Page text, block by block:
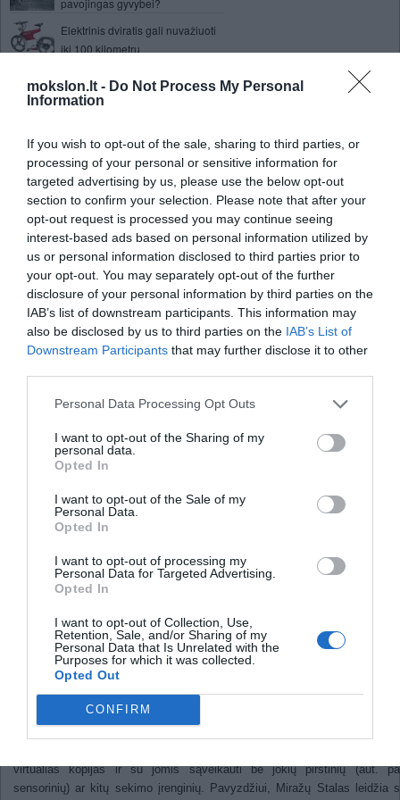
mokslon.lt - Do Not Process My Personal
Information
If you wish to opt-out of the sale, sharing to third parties, or
processing of your personal or sensitive information for
targeted advertising by us, please use the below opt-out
section to confirm your selection. Please note that after your
opt-out request is processed you may continue seeing
interest-based ads based on personal information utilized by
us or personal information disclosed to third parties prior to
your opt-out. You may separately opt-out of the further
disclosure of your personal information by third parties on the
IAB’s list of downstream participants. This information may
also be disclosed by us to third parties on the IAB’s List of
Downstream Participants that may further disclose it to other
Personal Data Processing Opt Outs
I want to opt-out of the Sharing of my
personal data.
Opted In
I want to opt-out of the Sale of my
Personal Data.
Opted In
I want to opt-out of processing my
Personal Data for Targeted Advertising.
Opted In
I want to opt-out of Collection, Use,
Retention, Sale, and/or Sharing of my
Personal Data that Is Unrelated with the
Purposes for which it was collected.
Opted Out
CONFIRM
pavojingas gyvybei?
Elektrinis dviratis gali nuvažiuoti
iki 100 kilometrų
alkoholio poveikį
branduolinė sintezė elektros
gamybai
Nesantuokinis seksas gali
kainuoti gyvybę
Laboratorijoje išauginta pasmegeninė
10 išradimų, labiausiai pakeitusių
pasaulį
Lietuvos IT specialistai
patrauklesni nei Azijos?
Miego trūkumas ateityje gali
pakenkti smegenų darbui
„Microsoft“ pristatė naujos
telekonferencinį ryšį
Video telekonferencinis ryšys suteikia
fizinės sąveikos. Bet dabar Hrvoje
kolegomis iš „Microsoft“ sukūrė naują
leidžiančią žmonėms, nutolusiems per
virtualias kopijas ir su jomis sąveikauti be jokių pirštinių (aut.
sensorinių) ar kitų sekimo įrenginių. Pavyzdžiui, Miražų Stalas leidžia